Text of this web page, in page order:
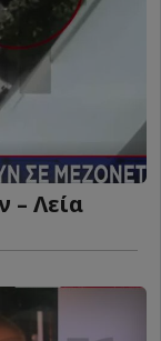
– Λεία